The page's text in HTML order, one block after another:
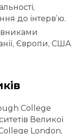
до інтерв’ю.
Європи, США
College
Великої
London,